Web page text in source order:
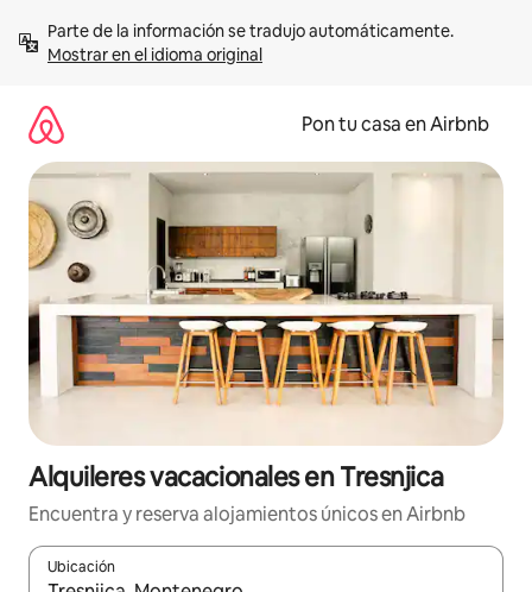
contenidoMostrar en el idioma original
Pon tu casa en Airbnb
Alquileres vacacionales en Tresnjica
Encuentra y reserva alojamientos únicos en Airbnb
Ubicación